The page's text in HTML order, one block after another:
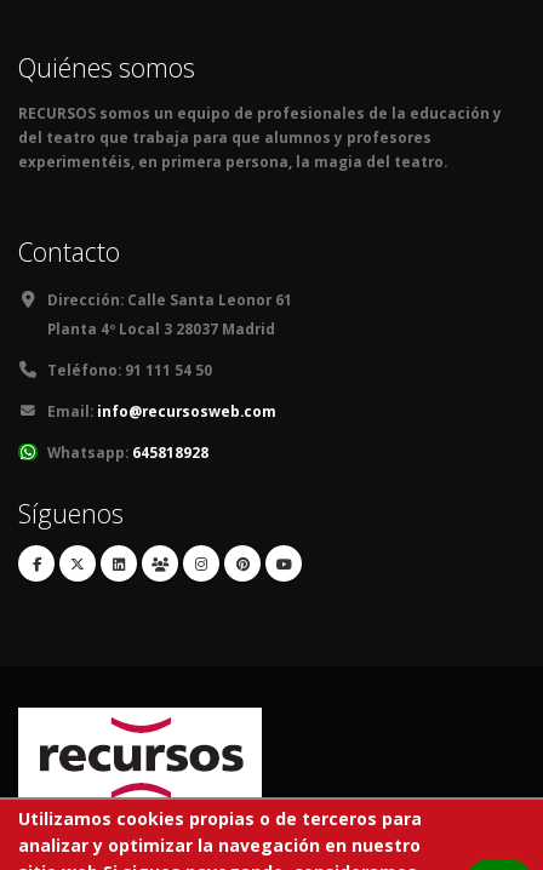
Quiénes somos
RECURSOS somos un equipo de profesionales de la educación y
del teatro que trabaja para que alumnos y profesores
experimentéis, en primera persona, la magia del teatro.
Contacto
Dirección: Calle Santa Leonor 61
Planta 4º Local 3 28037 Madrid
Teléfono: 91 111 54 50
Email: info@recursosweb.com
Whatsapp: 645818928
Síguenos
© 2026 RECURSOS EDUCATIVOS S.L.
Utilizamos cookies propias o de terceros para
analizar y optimizar la navegación en nuestro